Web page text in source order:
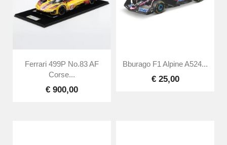
Ferrari 499P No.83 AF
Corse...
€ 900,00
Bburago F1 Alpine A524...
€ 25,00